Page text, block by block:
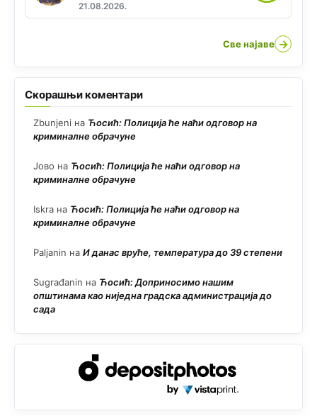
21.08.2026.
Све најаве →
Скорашњи коментари
Zbunjeni на Ћосић: Полиција ће наћи одговор на
криминалне обрачуне
Јово на Ћосић: Полиција ће наћи одговор на
криминалне обрачуне
Iskra на Ћосић: Полиција ће наћи одговор на
криминалне обрачуне
Paljanin на И данас вруће, температура до 39 степени
Sugrađanin на Ћосић: Доприносимо нашим
општинама као ниједна градска администрација до
сада